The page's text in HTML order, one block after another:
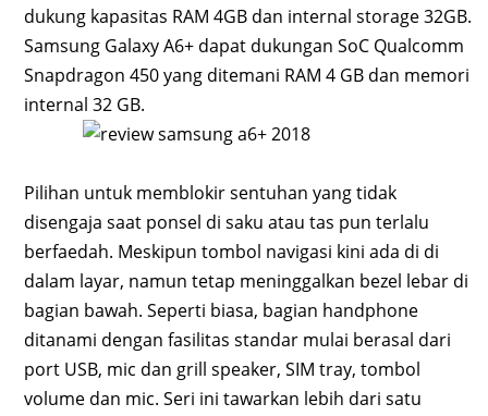
dukung kapasitas RAM 4GB dan internal storage 32GB.
Samsung Galaxy A6+ dapat dukungan SoC Qualcomm
Snapdragon 450 yang ditemani RAM 4 GB dan memori
internal 32 GB.
Pilihan untuk memblokir sentuhan yang tidak
disengaja saat ponsel di saku atau tas pun terlalu
berfaedah. Meskipun tombol navigasi kini ada di di
dalam layar, namun tetap meninggalkan bezel lebar di
bagian bawah. Seperti biasa, bagian handphone
ditanami dengan fasilitas standar mulai berasal dari
port USB, mic dan grill speaker, SIM tray, tombol
volume dan mic. Seri ini tawarkan lebih dari satu